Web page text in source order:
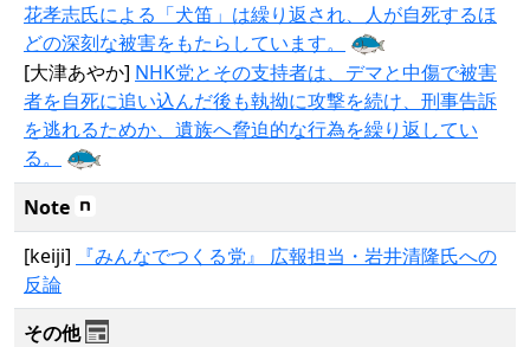
花孝志氏による「犬笛」は繰り返され、人が自死するほ
どの深刻な被害をもたらしています。
[大津あやか] NHK党とその支持者は、デマと中傷で被害
者を自死に追い込んだ後も執拗に攻撃を続け、刑事告訴
を逃れるためか、遺族へ脅迫的な行為を繰り返してい
る。
Note
[keiji]
『みんなでつくる党』 広報担当・岩井清隆氏への
反論
その他